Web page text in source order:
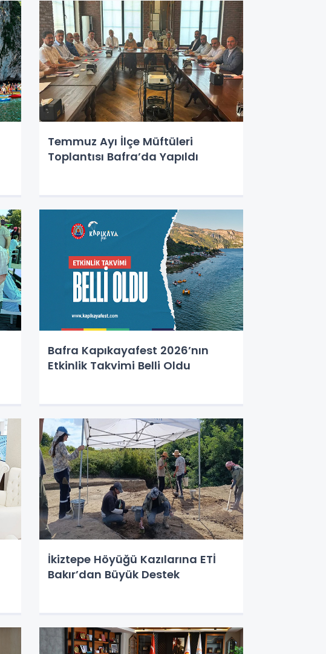
Temmuz Ayı İlçe Müftüleri
Toplantısı Bafra’da Yapıldı
Bafra Kapıkayafest 2026’nın
Etkinlik Takvimi Belli Oldu
İkiztepe Höyüğü Kazılarına ETİ
Bakır’dan Büyük Destek